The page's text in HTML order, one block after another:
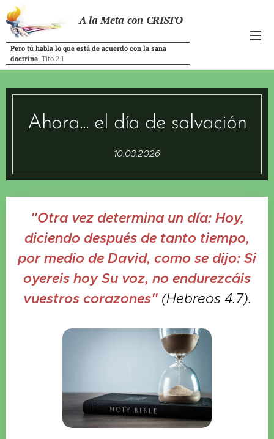
A la Meta con CRISTO
Pero tú habla lo que está de acuerdo con la sana
doctrina. Tito 2.1
Ahora... el día de salvación
10.03.2026
"Otra vez determina un día: Hoy,
diciendo después de tanto tiempo,
por medio de David, como se dijo: Si
oyereis hoy Su voz, no endurezcáis
vuestros corazones"(Hebreos 4.7).